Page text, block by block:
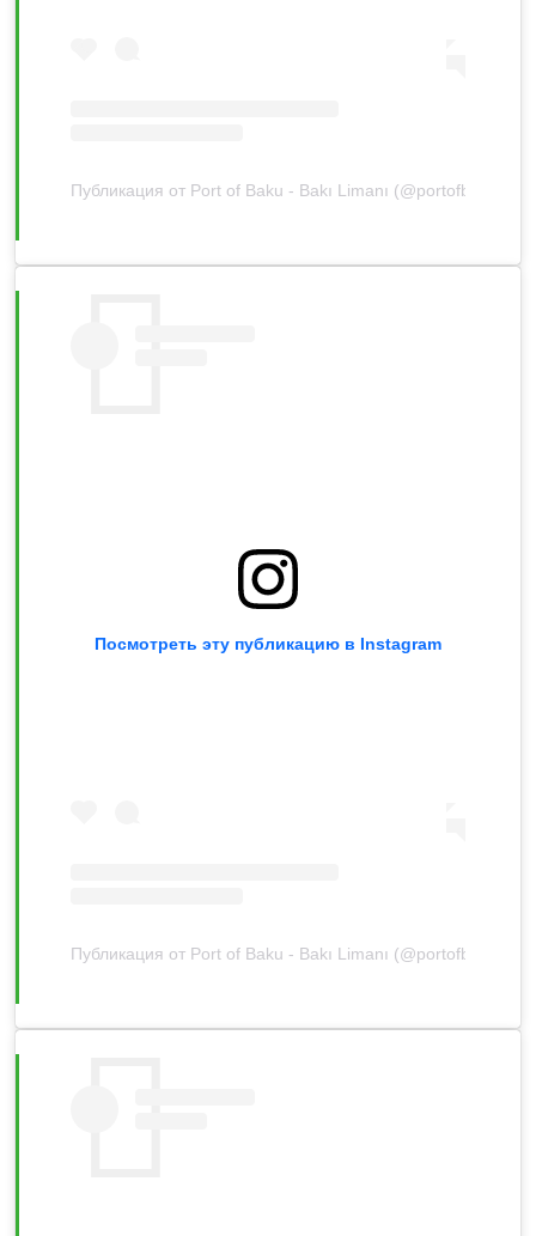
Публикация от Port of Baku - Bakı Limanı (@portofbaku)
Посмотреть эту публикацию в Instagram
Публикация от Port of Baku - Bakı Limanı (@portofbaku)